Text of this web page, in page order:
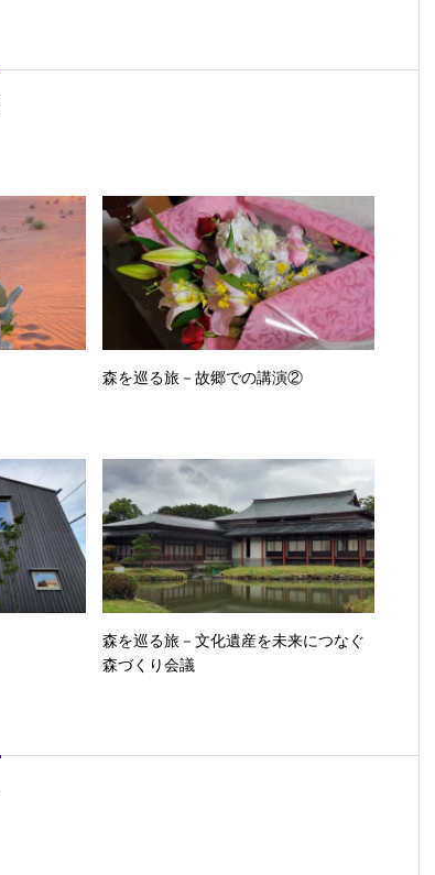
森を巡る旅－故郷での講演②
森を巡る旅－文化遺産を未来につなぐ
森づくり会議